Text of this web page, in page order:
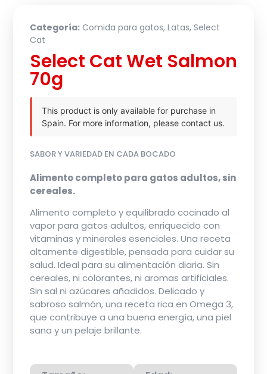
Categoría: Comida para gatos, Latas, Select
Cat
Select Cat Wet Salmon
70g
This product is only available for purchase in
Spain. For more information, please contact us.
SABOR Y VARIEDAD EN CADA BOCADO
Alimento completo para gatos adultos, sin
cereales.
Alimento completo y equilibrado cocinado al
vapor para gatos adultos, enriquecido con
vitaminas y minerales esenciales. Una receta
altamente digestible, pensada para cuidar su
salud. Ideal para su alimentación diaria. Sin
cereales, ni colorantes, ni aromas artificiales.
Sin sal ni azúcares añadidos. Delicado y
sabroso salmón, una receta rica en Omega 3,
que contribuye a una buena energía, una piel
sana y un pelaje brillante.